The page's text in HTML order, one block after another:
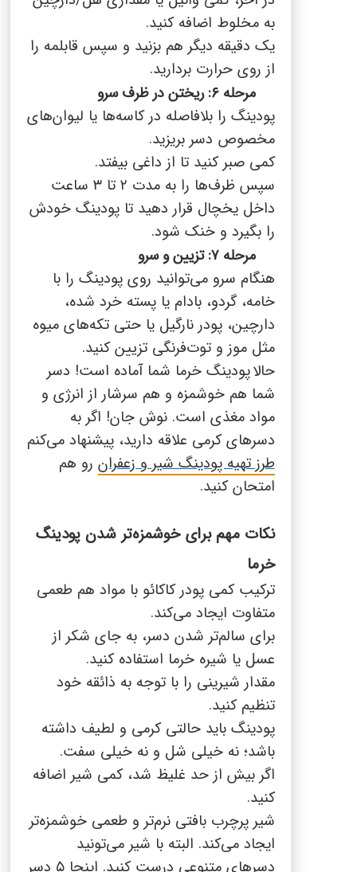
به مخلوط اضافه کنید.
یک دقیقه دیگر هم بزنید و سپس قابلمه را
از روی حرارت بردارید.
مرحله ۶: ریختن در ظرف سرو
پودینگ را بلافاصله در کاسه‌ها یا لیوان‌های
مخصوص دسر بریزید.
کمی صبر کنید تا از داغی بیفتد.
سپس ظرف‌ها را به مدت ۲ تا۳ ساعت
داخل یخچال قرار دهید تا پودینگ خودش
را بگیرد و خنک شود.
مرحله ۷: تزیین و سرو
هنگام سرو می‌توانید روی پودینگ را با
خامه، گردو، بادام یا پسته خرد شده،
دارچین، پودر نارگیل یا حتی تکه‌های میوه
مثل موز و توت‌فرنگی تزیین کنید.
حالاپودینگ خرما شما آماده است! دسر
شما هم خوشمزه و هم سرشار از انرژی و
مواد مغذی است. نوش جان! اگر به
دسرهای کرمی علاقه دارید، پیشنهاد می‌کنم
طرز تهیه پودینگ شیر و زعفران رو هم
امتحان کنید.
نکات مهم برای خوشمزه‌تر شدن پودینگ
خرما
ترکیب کمی پودر کاکائو با مواد هم طعمی
متفاوت ایجاد می‌کند.
برای سالم‌تر شدن دسر، به جای شکر از
عسل یا شیره خرما استفاده کنید.
مقدار شیرینی را با توجه به ذائقه خود
تنظیم کنید.
پودینگ باید حالتی کرمی و لطیف داشته
باشد؛ نه خیلی شل و نه خیلی سفت.
اگر بیش از حد غلیظ شد، کمی شیر اضافه
کنید.
شیر پرچرب بافتی نرم‌تر و طعمی خوشمزه‌تر
ایجاد می‌کند. البته با شیر می‌تونید